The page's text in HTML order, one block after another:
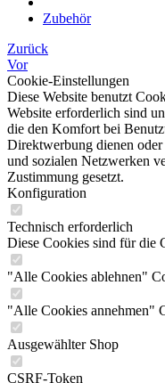
Zubehör
Zurück
Vor
Cookie-Einstellungen
Diese Website benutzt
Website erforderlich sind
die den Komfort bei
Direktwerbung dienen
und sozialen Netzwerken
Zustimmung gesetzt.
Konfiguration
Technisch erforderlich
Diese Cookies sind für die
"Alle Cookies ablehnen"
"Alle Cookies annehmen"
Ausgewählter Shop
CSRF-Token